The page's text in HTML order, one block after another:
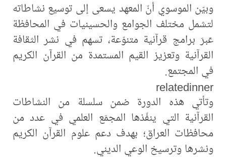
وبيّن الموسوي أنّ المعهد يسعى إلى توسيع نشاطاته
لتشمل مختلف الجوامع والحسينيات في المحافظة
عَبرَ برامج قرآنية متنوّعة، تسهم في نشر الثقافة
القرآنية وتعزيز القيم المستمدة من القرآن الكريم
في المجتمع.
relatedinner
وتأتي هذه الدورة ضمن سلسلة من النشاطات
القرآنية التي ينفّذها المجمَع العلمي في عدد من
محافظات العراق؛ بهدف دعم علوم القرآن الكريم
ونشرها وترسيخ الوعي الديني.